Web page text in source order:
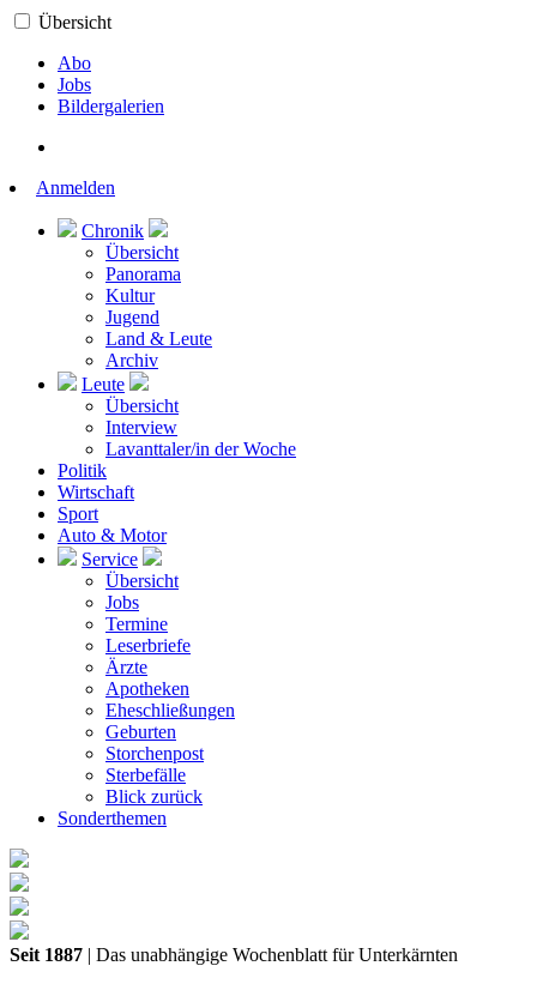
Übersicht
Abo
Jobs
Bildergalerien
Anmelden
Chronik
Übersicht
Panorama
Kultur
Jugend
Land & Leute
Archiv
Leute
Übersicht
Interview
Lavanttaler/in der Woche
Politik
Wirtschaft
Sport
Auto & Motor
Service
Übersicht
Jobs
Termine
Leserbriefe
Ärzte
Apotheken
Eheschließungen
Geburten
Storchenpost
Sterbefälle
Blick zurück
Sonderthemen
Seit 1887 | Das unabhängige Wochenblatt für Unterkärnten